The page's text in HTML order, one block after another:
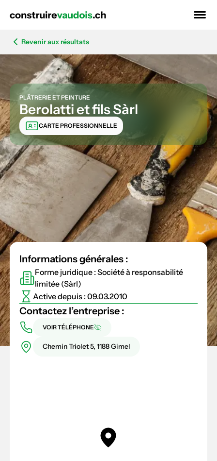
Revenir aux résultats
PLÂTRERIE ET PEINTURE
Berolatti et fils Sàrl
CARTE PROFESSIONNELLE
Informations générales :
Forme juridique : Société à responsabilité
limitée (Sàrl)
Active depuis : 09.03.2010
Contactez l’entreprise :
VOIR TÉLÉPHONE
Chemin Triolet 5, 1188 Gimel